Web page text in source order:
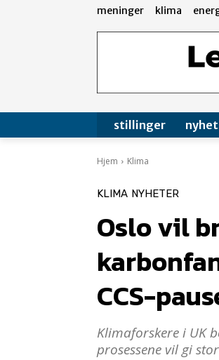
meninger klima
stillinger
Hjem Klima
KLIMA NYHETER
Oslo vil
CCS-
Klimaforskere i UK
prosessene vil gi